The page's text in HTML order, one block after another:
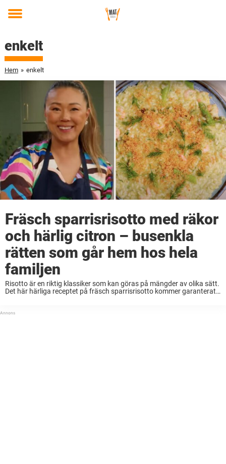
Toggle
enkelt
Hem » enkelt
Fräsch sparrisrisotto med räkor
och härlig citron – busenkla
rätten som går hem hos hela
familjen
Risotto är en riktig klassiker som kan göras på mängder av olika sätt.
Det här härliga receptet på fräsch sparrisrisotto kommer garanterat